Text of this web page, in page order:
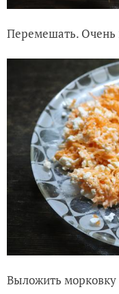
Перемешать. Очень
Выложить морковку